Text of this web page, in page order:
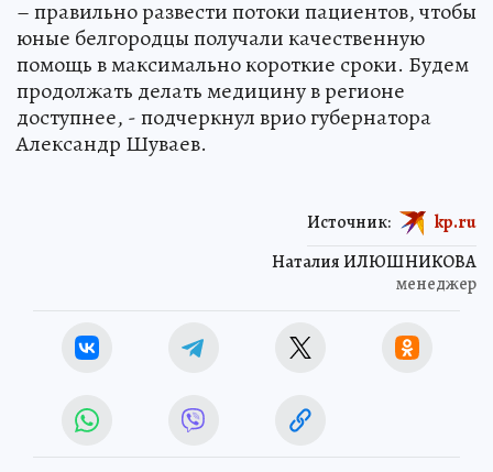
– правильно развести потоки пациентов, чтобы
юные белгородцы получали качественную
помощь в максимально короткие сроки. Будем
продолжать делать медицину в регионе
доступнее, - подчеркнул врио губернатора
Александр Шуваев.
Наталия ИЛЮШНИКОВА
менеджер
Источник: kp.ru